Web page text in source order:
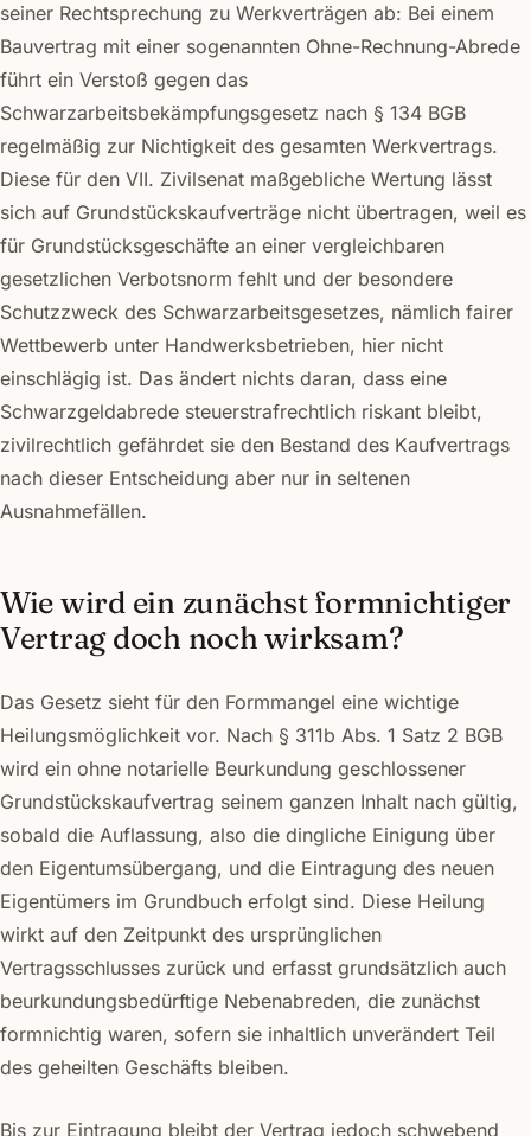
seiner Rechtsprechung zu Werkverträgen ab: Bei einem
Bauvertrag mit einer sogenannten Ohne-Rechnung-Abrede
führt ein Verstoß gegen das
Schwarzarbeitsbekämpfungsgesetz nach § 134 BGB
regelmäßig zur Nichtigkeit des gesamten Werkvertrags.
Diese für den VII. Zivilsenat maßgebliche Wertung lässt
sich auf Grundstückskaufverträge nicht übertragen, weil es
für Grundstücksgeschäfte an einer vergleichbaren
gesetzlichen Verbotsnorm fehlt und der besondere
Schutzzweck des Schwarzarbeitsgesetzes, nämlich fairer
Wettbewerb unter Handwerksbetrieben, hier nicht
einschlägig ist. Das ändert nichts daran, dass eine
Schwarzgeldabrede steuerstrafrechtlich riskant bleibt,
zivilrechtlich gefährdet sie den Bestand des Kaufvertrags
nach dieser Entscheidung aber nur in seltenen
Ausnahmefällen.
Wie wird ein zunächst formnichtiger
Vertrag doch noch wirksam?
Das Gesetz sieht für den Formmangel eine wichtige
Heilungsmöglichkeit vor. Nach § 311b Abs. 1 Satz 2 BGB
wird ein ohne notarielle Beurkundung geschlossener
Grundstückskaufvertrag seinem ganzen Inhalt nach gültig,
sobald die Auflassung, also die dingliche Einigung über
den Eigentumsübergang, und die Eintragung des neuen
Eigentümers im Grundbuch erfolgt sind. Diese Heilung
wirkt auf den Zeitpunkt des ursprünglichen
Vertragsschlusses zurück und erfasst grundsätzlich auch
beurkundungsbedürftige Nebenabreden, die zunächst
formnichtig waren, sofern sie inhaltlich unverändert Teil
des geheilten Geschäfts bleiben.
Bis zur Eintragung bleibt der Vertrag jedoch schwebend